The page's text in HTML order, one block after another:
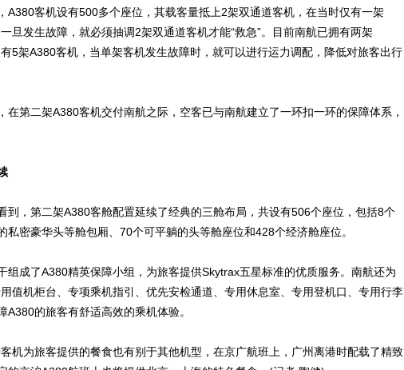
客机设有500多个座位，其载客量抵上2架双通道客机，在当时仅有一架
旦发生故障，就必须抽调2架双通道客机才能“救急”。目前南航已拥有两架
5架A380客机，当单架客机发生故障时，就可以进行运力调配，降低对旅客出行
第二架A380客机交付南航之际，空客已与南航建立了一环扣一环的保障体系，
，第二架A380客舱配置延续了经典的三舱布局，共设有506个座位，包括8个
私密豪华头等舱包厢、70个可平躺的头等舱座位和428个经济舱座位。
成了A380精英保障小组，为旅客提供Skytrax五星标准的优质服务。南航还为
值机柜台、专项乘机指引、优先安检通道、专用休息室、专用登机口、专用行李
A380的旅客有舒适高效的乘机体验。
为旅客提供的餐食也有别于其他机型，在京广航班上，广州离港时配载了精致